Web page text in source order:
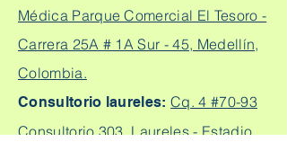
Médica Parque Comercial El Tesoro -
Carrera 25A # 1A Sur - 45, Medellín,
Colombia.
Consultorio laureles:Cq. 4 #70-93
Consultorio 303, Laureles - Estadio,